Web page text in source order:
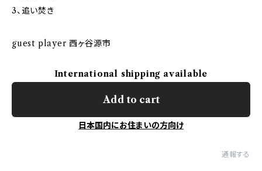
3、追い焚き
guest player 西ヶ谷源市
International shipping available
Add to cart
日本国内にお住まいの方向け
通報する